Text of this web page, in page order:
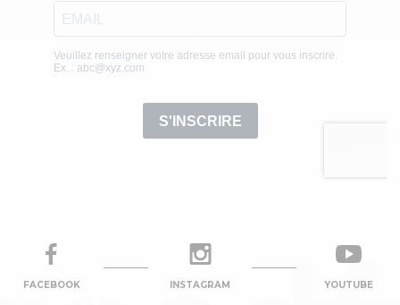
FACEBOOK INSTAGRAM YOUTUBE